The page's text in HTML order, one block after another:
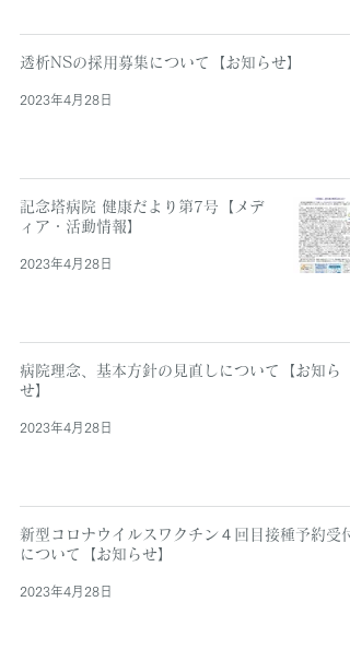
透析NSの採用募集について【お知らせ】
2023年4月28日
記念塔病院 健康だより第7号【メデ
ィア・活動情報】
2023年4月28日
病院理念、基本方針の見直しについて【お知ら
せ】
2023年4月28日
新型コロナウイルスワクチン４回目接種予約受付
について【お知らせ】
2023年4月28日